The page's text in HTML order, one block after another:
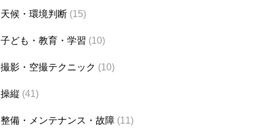
天候・環境判断 (15)
子ども・教育・学習 (10)
撮影・空撮テクニック (10)
操縦 (41)
整備・メンテナンス・故障 (11)